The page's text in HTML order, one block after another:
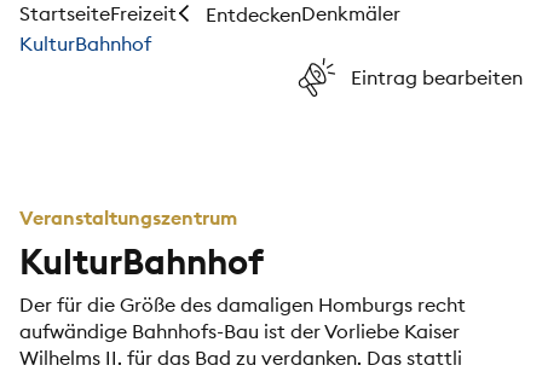
StartseiteFreizeit EntdeckenDenkmäler
KulturBahnhof
Eintrag bearbeiten
Veranstaltungszentrum
KulturBahnhof
Der für die Größe des damaligen Homburgs recht
aufwändige Bahnhofs-Bau ist der Vorliebe Kaiser
Wilhelms II. für das Bad zu verdanken. Das stattli